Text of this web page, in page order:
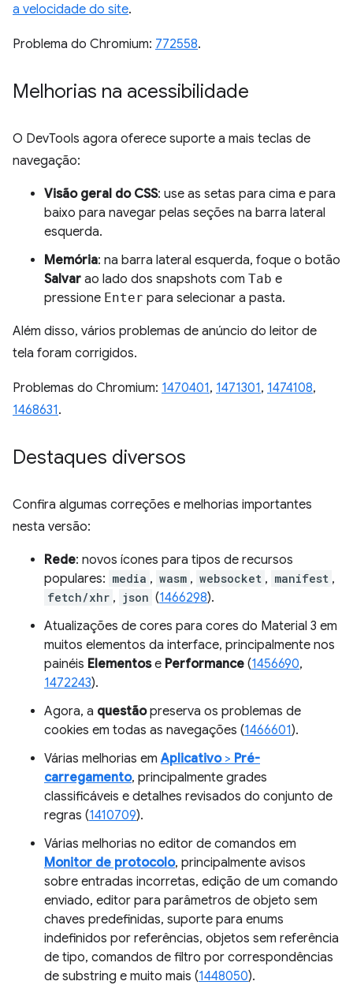
a velocidade do site.
Problema do Chromium: 772558.
Melhorias na acessibilidade
O DevTools agora oferece suporte a mais teclas de
navegação:
Visão geral do CSS: use as setas para cima e para
baixo para navegar pelas seções na barra lateral
esquerda.
Memória: na barra lateral esquerda, foque o botão
Salvar ao lado dos snapshots com Tab e
pressione Enter para selecionar a pasta.
Além disso, vários problemas de anúncio do leitor de
tela foram corrigidos.
Problemas do Chromium: 1470401, 1471301, 1474108,
1468631.
Destaques diversos
Confira algumas correções e melhorias importantes
nesta versão:
Rede: novos ícones para tipos de recursos
populares: media , wasm , websocket , manifest ,
fetch/xhr , json (1466298).
Atualizações de cores para cores do Material 3 em
muitos elementos da interface, principalmente nos
painéis Elementose Performance (1456690,
1472243).
Agora, a questãopreserva os problemas de
cookies em todas as navegações (1466601).
Várias melhorias emAplicativo> Pré-
carregamento, principalmente grades
classificáveis e detalhes revisados do conjunto de
regras (1410709).
Várias melhorias no editor de comandos em
Monitor de protocolo, principalmente avisos
sobre entradas incorretas, edição de um comando
enviado, editor para parâmetros de objeto sem
chaves predefinidas, suporte para enums
indefinidos por referências, objetos sem referência
de tipo, comandos de filtro por correspondências
de substring e muito mais (1448050).